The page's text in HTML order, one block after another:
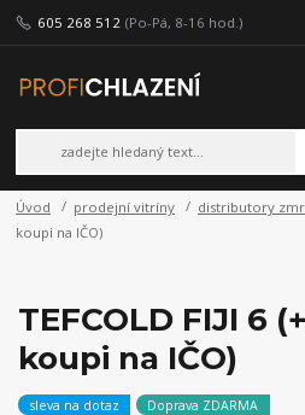
605 268 512 (Po-Pá, 8-16 hod.)
Úvod prodejní vitríny distributory
koupi na IČO)
TEFCOLD FIJI 6
koupi na IČO)
sleva na dotaz Doprava ZDARMA